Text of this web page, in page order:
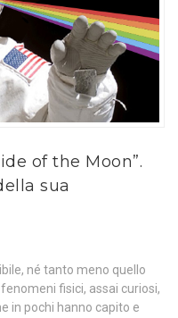
of the Moon”.
sua
né tanto meno quello
fisici, assai curiosi,
in pochi hanno capito e